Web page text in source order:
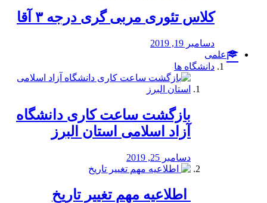
کلاس تئوری مربی گری درجه ۳ آقا
دسامبر 19, 2019
علمی
دانشگاه ها
بازگشت ساعت کاری دانشگاه
آزاد اسلامی استان البرز
دسامبر 25, 2019
️ اطلاعیه مهم تغییر تاریخ